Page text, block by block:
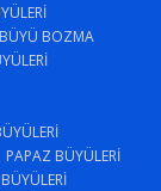
BÜYÜ BOZMA
PAPAZ BÜYÜLERI